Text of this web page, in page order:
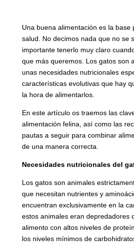
Una buena alimentación es la base
salud. No decimos nada que no se
importante tenerlo muy claro
que más queremos. Los gatos son
unas necesidades nutricionales
características evolutivas que hay
la hora de alimentarlos.
En este artículo os traemos las
alimentación felina, así como las
pautas a seguir para combinar
de una manera correcta.
Necesidades nutricionales del
Los gatos son animales
que necesitan nutrientes y
encuentran exclusivamente en la
estos animales eran depredadores
alimento con altos niveles de
los niveles mínimos de